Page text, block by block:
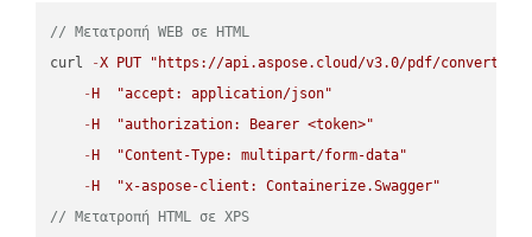
// Μετατροπή WEB σε HTML
curl
-X PUT
"https://api.aspose.cloud/v3.0/pdf/convert/
- H
"accept: application/json"
- H
"authorization: Bearer <token>"
- H
"Content-Type: multipart/form-data"
- H
"x-aspose-client: Containerize.Swagger"
// Μετατροπή HTML σε XPS